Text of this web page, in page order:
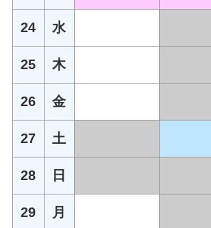
24 水
25 木
26 金
27 土
28 日
29 月